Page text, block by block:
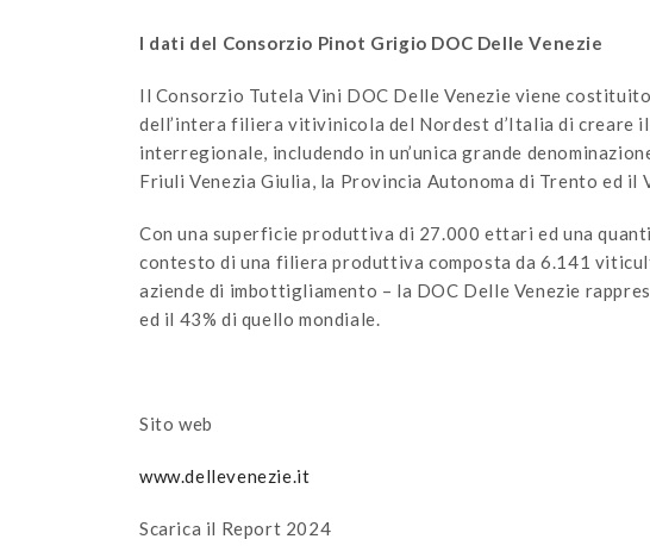
I dati del Consorzio Pinot Grigio DOC Delle Venezie
Il Consorzio Tutela Vini DOC Delle Venezie viene
dell’intera filiera vitivinicola del Nordest d’Italia di creare
interregionale, includendo in un’unica grande
Friuli Venezia Giulia, la Provincia Autonoma di Trento ed il
Con una superficie produttiva di 27.000 ettari ed una
contesto di una filiera produttiva composta da 6.141
aziende di imbottigliamento – la DOC Delle Venezie
ed il 43% di quello mondiale.
Sito web
www.dellevenezie.it
Scarica il Report 2024